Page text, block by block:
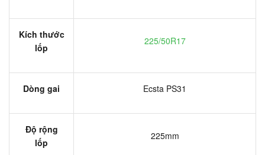
Kích thước
lốp
225/50R17
Dòng gai Ecsta PS31
Độ rộng
lốp
225mm